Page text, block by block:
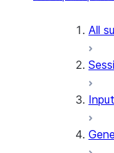
All